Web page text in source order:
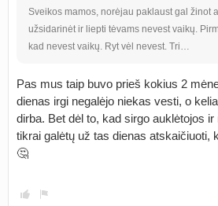
Sveikos mamos, norėjau paklaust gal žinot
užsidarinėt ir liepti tėvams nevest vaikų.
kad nevest vaikų. Ryt vėl nevest. Tri…
Pas mus taip buvo prieš kokius 2
dienas irgi negalėjo niekas vesti, o
dirba. Bet dėl to, kad sirgo auklėtojos
tikrai galėtų už tas dienas atskaičiuoti,
🤔